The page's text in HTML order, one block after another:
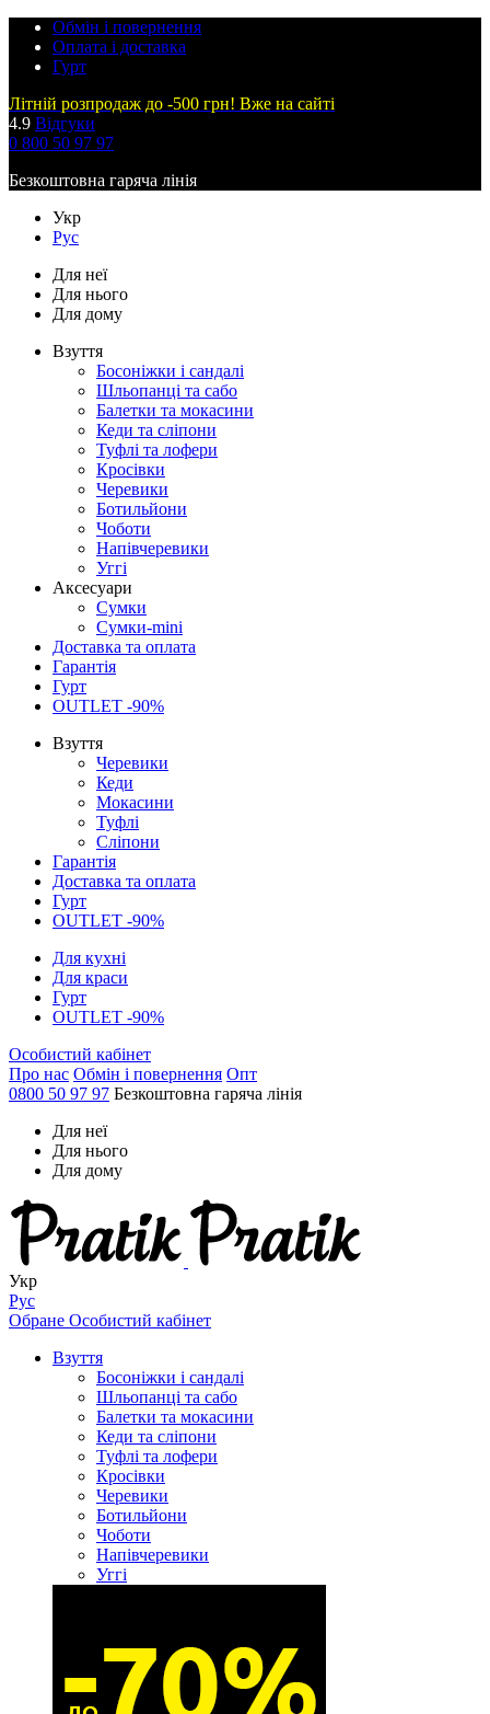
Обмін і повернення
Оплата і доставка
Гурт
Літній розпродаж до -500 грн! Вже на сайті
4.9 Відгуки
0 800 50 97 97
Безкоштовна гаряча лінія
Укр
Рус
Для неї
Для нього
Для дому
Взуття
Босоніжки і сандалі
Шльопанці та сабо
Балетки та мокасини
Кеди та сліпони
Туфлі та лофери
Кросівки
Черевики
Ботильйони
Чоботи
Напівчеревики
Уггі
Аксесуари
Сумки
Сумки-mini
Доставка та оплата
Гарантія
Гурт
OUTLET -90%
Взуття
Черевики
Кеди
Мокасини
Туфлі
Сліпони
Гарантія
Доставка та оплата
Гурт
OUTLET -90%
Для кухні
Для краси
Гурт
OUTLET -90%
Особистий кабінет
Про нас Обмін і повернення Опт
0800 50 97 97 Безкоштовна гаряча лінія
Для неї
Для нього
Для дому
Укр
Рус
Обране Особистий кабінет
Взуття
Босоніжки і сандалі
Шльопанці та сабо
Балетки та мокасини
Кеди та сліпони
Туфлі та лофери
Кросівки
Черевики
Ботильйони
Чоботи
Напівчеревики
Уггі